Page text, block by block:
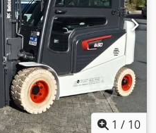
80 - 100%
Aizmugurējo riepu
Uz Sqjlskr Akumulatora
60Ah Akumulatora
gads: 2026
CE sertifikāts, Apkopes
V
1 / 10